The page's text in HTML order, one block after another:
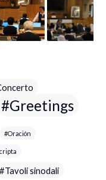
Greetings
Oración
Tavoli sinodali